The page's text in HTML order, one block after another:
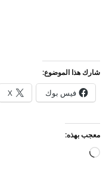
شارك هذا الموضوع:
فيس بوك X
معجب بهذه:
جاري